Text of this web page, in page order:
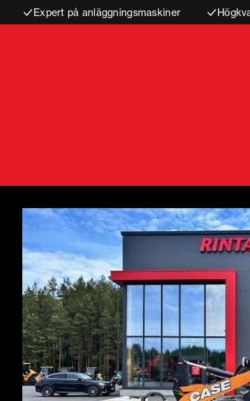
Expert på anläggningsmaskiner